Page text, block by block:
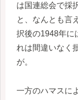
は国連総会で採
と、なんとも言
択後の1948年に
れは間違いなく
が。
一方のハマスに